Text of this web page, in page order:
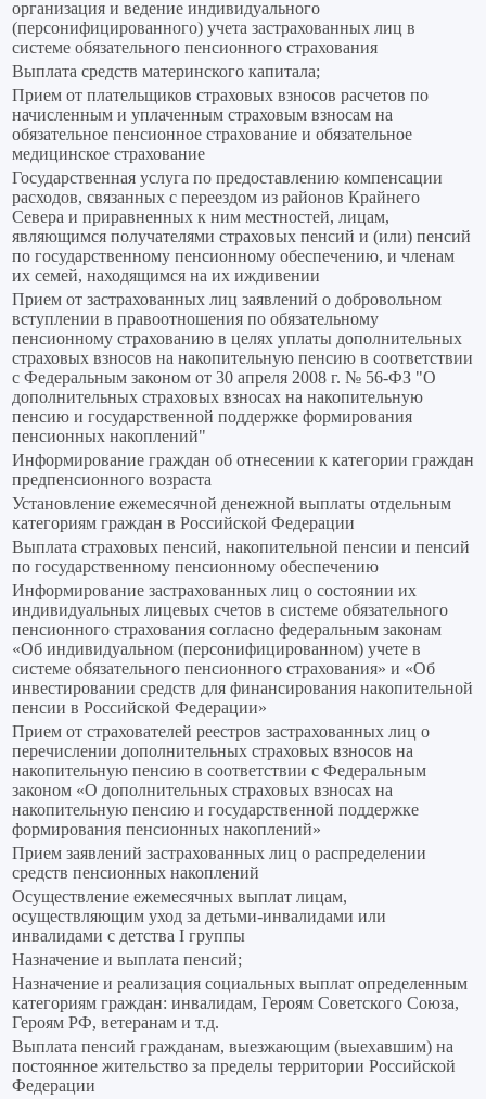
организация и ведение индивидуального
(персонифицированного) учета застрахованных лиц в
системе обязательного пенсионного страхования
Выплата средств материнского капитала;
Прием от плательщиков страховых взносов расчетов по
начисленным и уплаченным страховым взносам на
обязательное пенсионное страхование и обязательное
медицинское страхование
Государственная услуга по предоставлению компенсации
расходов, связанных с переездом из районов Крайнего
Севера и приравненных к ним местностей, лицам,
являющимся получателями страховых пенсий и (или) пенсий
по государственному пенсионному обеспечению, и членам
их семей, находящимся на их иждивении
Прием от застрахованных лиц заявлений о добровольном
вступлении в правоотношения по обязательному
пенсионному страхованию в целях уплаты дополнительных
страховых взносов на накопительную пенсию в соответствии
с Федеральным законом от 30 апреля 2008 г. № 56-ФЗ "О
дополнительных страховых взносах на накопительную
пенсию и государственной поддержке формирования
пенсионных накоплений"
Информирование граждан об отнесении к категории граждан
предпенсионного возраста
Установление ежемесячной денежной выплаты отдельным
категориям граждан в Российской Федерации
Выплата страховых пенсий, накопительной пенсии и пенсий
по государственному пенсионному обеспечению
Информирование застрахованных лиц о состоянии их
индивидуальных лицевых счетов в системе обязательного
пенсионного страхования согласно федеральным законам
«Об индивидуальном (персонифицированном) учете в
системе обязательного пенсионного страхования» и «Об
инвестировании средств для финансирования накопительной
пенсии в Российской Федерации»
Прием от страхователей реестров застрахованных лиц о
перечислении дополнительных страховых взносов на
накопительную пенсию в соответствии с Федеральным
законом «О дополнительных страховых взносах на
накопительную пенсию и государственной поддержке
формирования пенсионных накоплений»
Прием заявлений застрахованных лиц о распределении
средств пенсионных накоплений
Осуществление ежемесячных выплат лицам,
осуществляющим уход за детьми-инвалидами или
инвалидами с детства I группы
Назначение и выплата пенсий;
Назначение и реализация социальных выплат определенным
категориям граждан: инвалидам, Героям Советского Союза,
Героям РФ, ветеранам и т.д.
Выплата пенсий гражданам, выезжающим (выехавшим) на
постоянное жительство за пределы территории Российской
Федерации